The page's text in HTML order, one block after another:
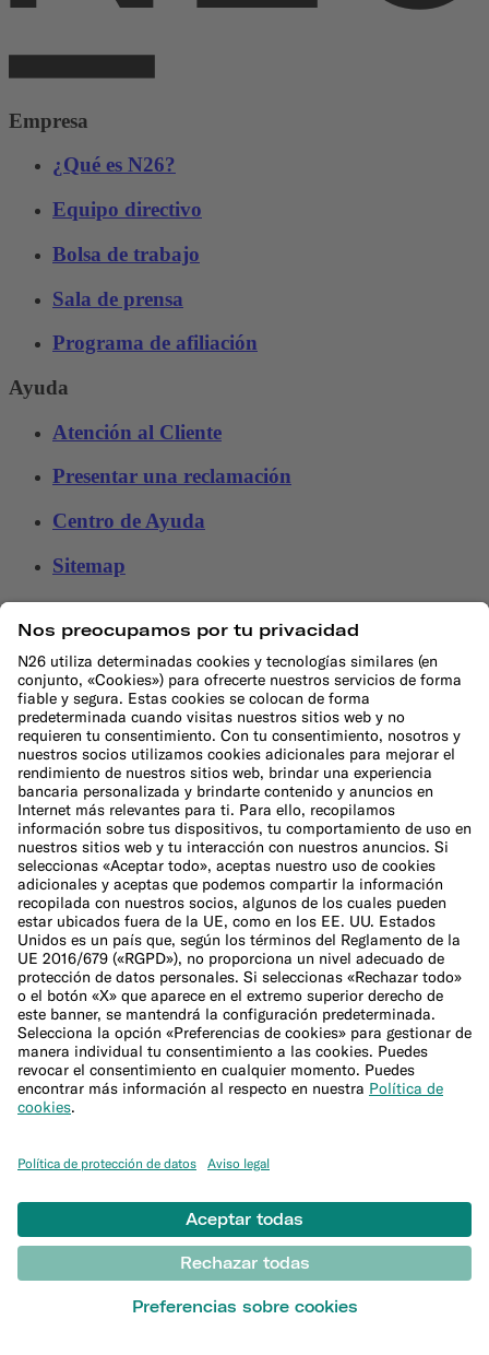
Empresa
¿Qué es N26?
Equipo directivo
Bolsa de trabajo
Sala de prensa
Programa de afiliación
Ayuda
Atención al Cliente
Presentar una reclamación
Centro de Ayuda
Sitemap
Canal ético
DESCUBRIR
Blog
Conceptos básicos de banca
Glosario de trading
Glosario Crypto
Todo sobre impuestos
Estudios financieros
HERRAMIENTAS FINANCIERAS
Calculadoras financieras
Calculadora gastos
Calculadora 50/30/20
Calculadora de precio de mudanza
Calculadora de gastos navideños